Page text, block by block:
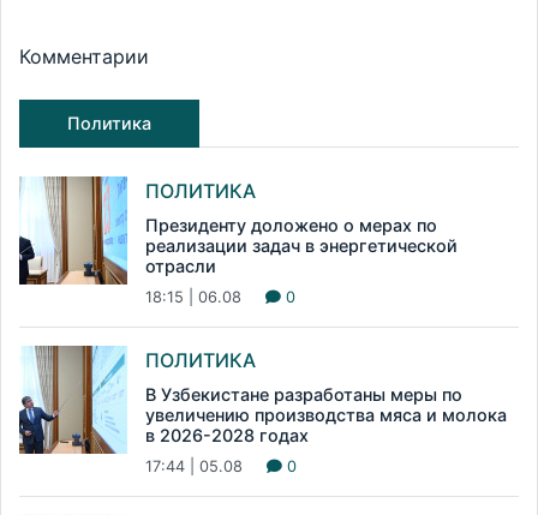
Комментарии
Политика
ПОЛИТИКА
Президенту доложено о мерах по
реализации задач в энергетической
отрасли
18:15 | 06.08 0
ПОЛИТИКА
В Узбекистане разработаны меры по
увеличению производства мяса и молока
в 2026-2028 годах
17:44 | 05.08 0